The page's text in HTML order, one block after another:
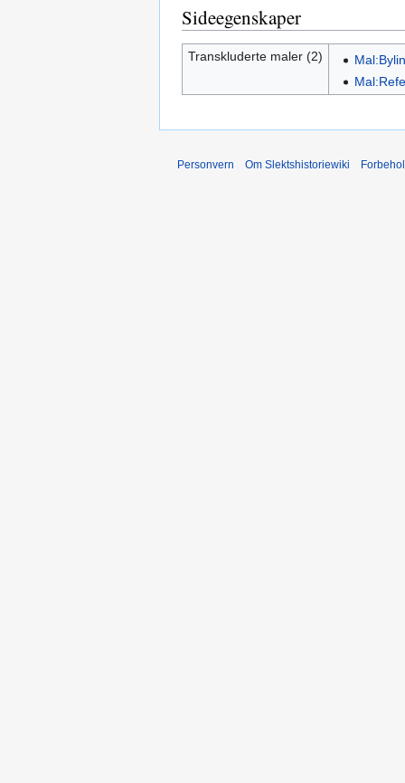
Sideegenskaper
Transkluderte maler (2)
Personvern Om Slektshistoriewiki